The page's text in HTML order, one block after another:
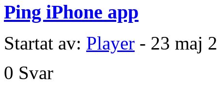
Ping iPhone app
Startat av: Player - 23 maj
0 Svar